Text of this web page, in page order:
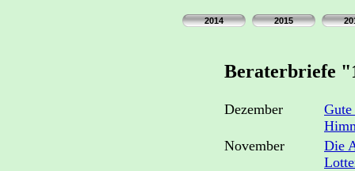
2014 2015
Beraterbriefe
Dezember
November
Die